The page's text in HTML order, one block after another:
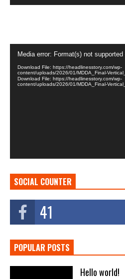
Player
Media error: Format(s) not
Download File: https://headlinesstory.com/wp-
content/uploads/2026/01/MDDA_Final-
Download File: https://headlinesstory.com/wp-
content/uploads/2026/01/MDDA_Final-
SOCIAL COUNTER
41
POPULAR POSTS
Hello world!